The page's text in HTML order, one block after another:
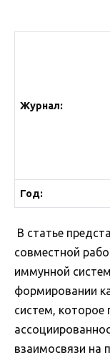
Журнал:
Год:
В статье
совместной
иммунной
формировании
систем, которое
взаимосвязи на